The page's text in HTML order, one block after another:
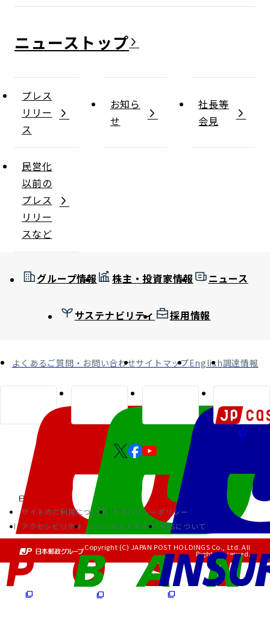
ニュース
プレス
リリー
ス
お知ら
せ
社長等
会見
民営化
以前の
プレス
リリー
スなど
グループ情報 株主・投資家情報 ニュース
サステナビリティ 採用情報
よくあるご質問・お問い合わせサイトマップEnglish調達情報
サイトのご利用について
プライバシーポリシー
アクセシビリティ
ソーシャルメディア RSSについて
Copyright (C) JAPAN POST HOLDINGS Co., Ltd. All
Rights Reserved.